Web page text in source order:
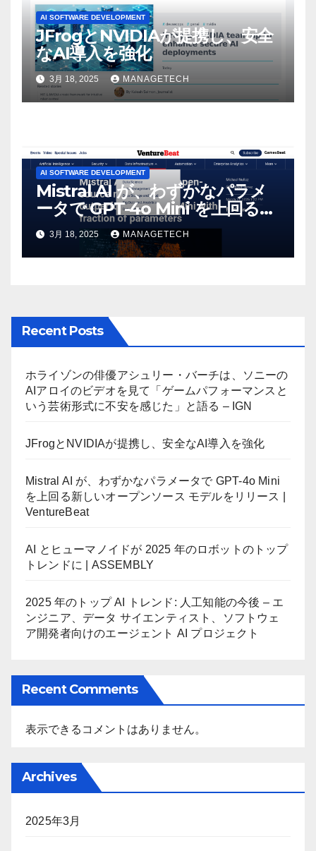
AI SOFTWARE DEVELOPMENT
JFrogとNVIDIAが提携し、安全
なAI導入を強化
3月 18, 2025 MANAGETECH
AI SOFTWARE DEVELOPMENT
Mistral AI が、わずかなパラメ
ータで GPT-4o Mini を上回る新
しいオープンソース モデルをリ
リース | VentureBeat
3月 18, 2025 MANAGETECH
Recent Posts
ホライゾンの俳優アシュリー・バーチは、ソニーの
AIアロイのビデオを見て「ゲームパフォーマンスと
いう芸術形式に不安を感じた」と語る – IGN
JFrogとNVIDIAが提携し、安全なAI導入を強化
Mistral AI が、わずかなパラメータで GPT-4o Mini
を上回る新しいオープンソース モデルをリリース |
VentureBeat
AI とヒューマノイドが 2025 年のロボットのトップ
トレンドに | ASSEMBLY
2025 年のトップ AI トレンド: 人工知能の今後 – エ
ンジニア、データ サイエンティスト、ソフトウェ
ア開発者向けのエージェント AI プロジェクト
Recent Comments
表示できるコメントはありません。
Archives
2025年3月